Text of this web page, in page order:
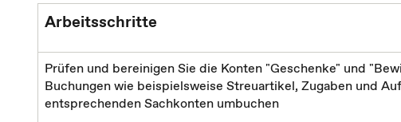
Arbeitsschritte
Prüfen und bereinigen Sie die Konten "Geschenke" und
Buchungen wie beispielsweise Streuartikel, Zugaben und
entsprechenden Sachkonten umbuchen